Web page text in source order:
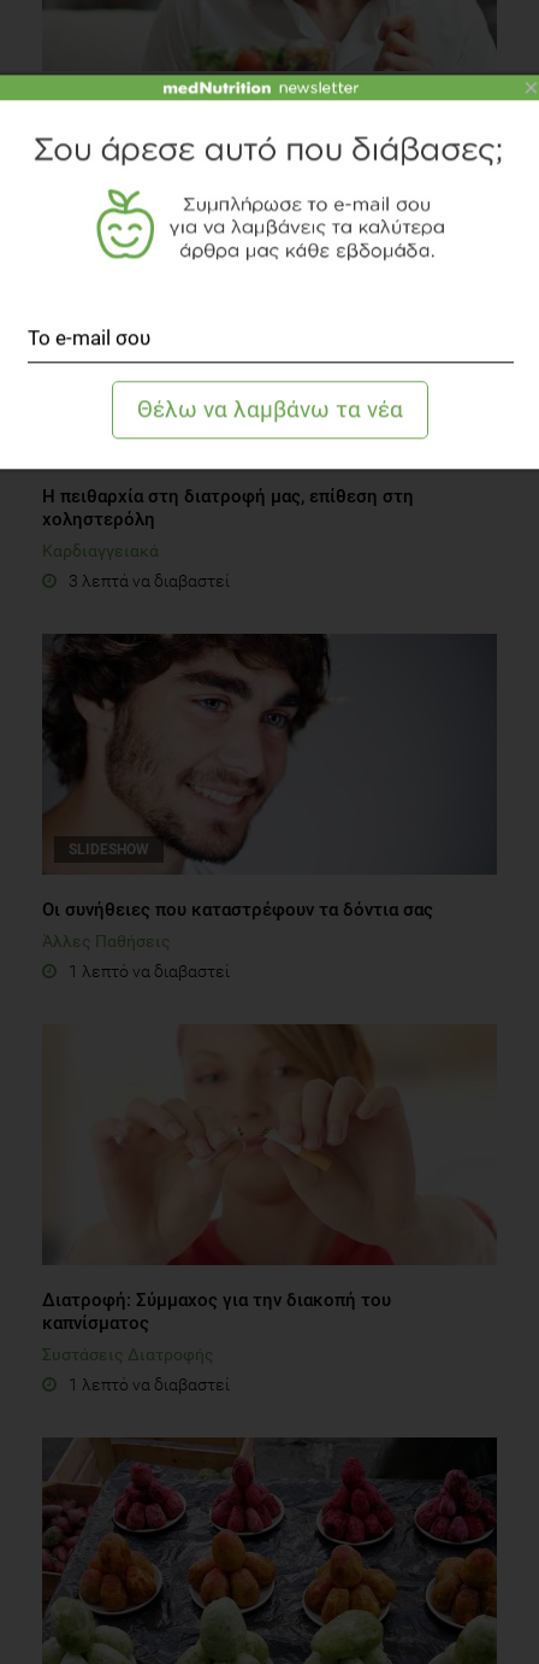
Φάτε αργά - απολαύστε το φαγητό σας
Συστάσεις Διατροφής
2 λεπτά να διαβαστεί
Η πειθαρχία στη διατροφή μας, επίθεση στη
χοληστερόλη
Καρδιαγγειακά
3 λεπτά να διαβαστεί
SLIDESHOW
Oι συνήθειες που καταστρέφουν τα δόντια σας
Άλλες Παθήσεις
1 λεπτό να διαβαστεί
Διατροφή: Σύμμαχος για την διακοπή του
καπνίσματος
Συστάσεις Διατροφής
1 λεπτό να διαβαστεί
×